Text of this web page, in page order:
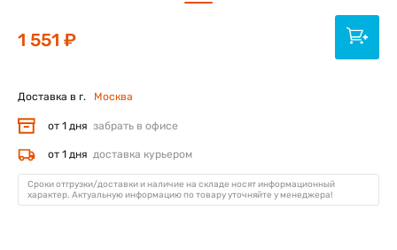
1 551 ₽
Доставка в г. Москва
от 1 дня забрать в офисе
от 1 дня доставка курьером
Сроки отгрузки/доставки и наличие на складе носят информационный
характер. Актуальную информацию по товару уточняйте у менеджера!